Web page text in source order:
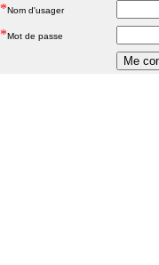
*Nom d'usager
*Mot de passe